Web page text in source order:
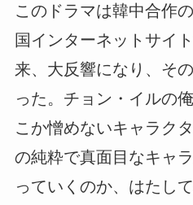
このドラマは韓中合作
国インターネットサイ
来、大反響になり、そ
った。チョン・イルの
こか憎めないキャラク
の純粋で真面目なキャ
っていくのか、はたし